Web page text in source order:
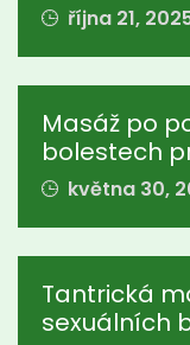
října 21,
Masáž po
bolestech
května 30,
Tantrická
sexuálních